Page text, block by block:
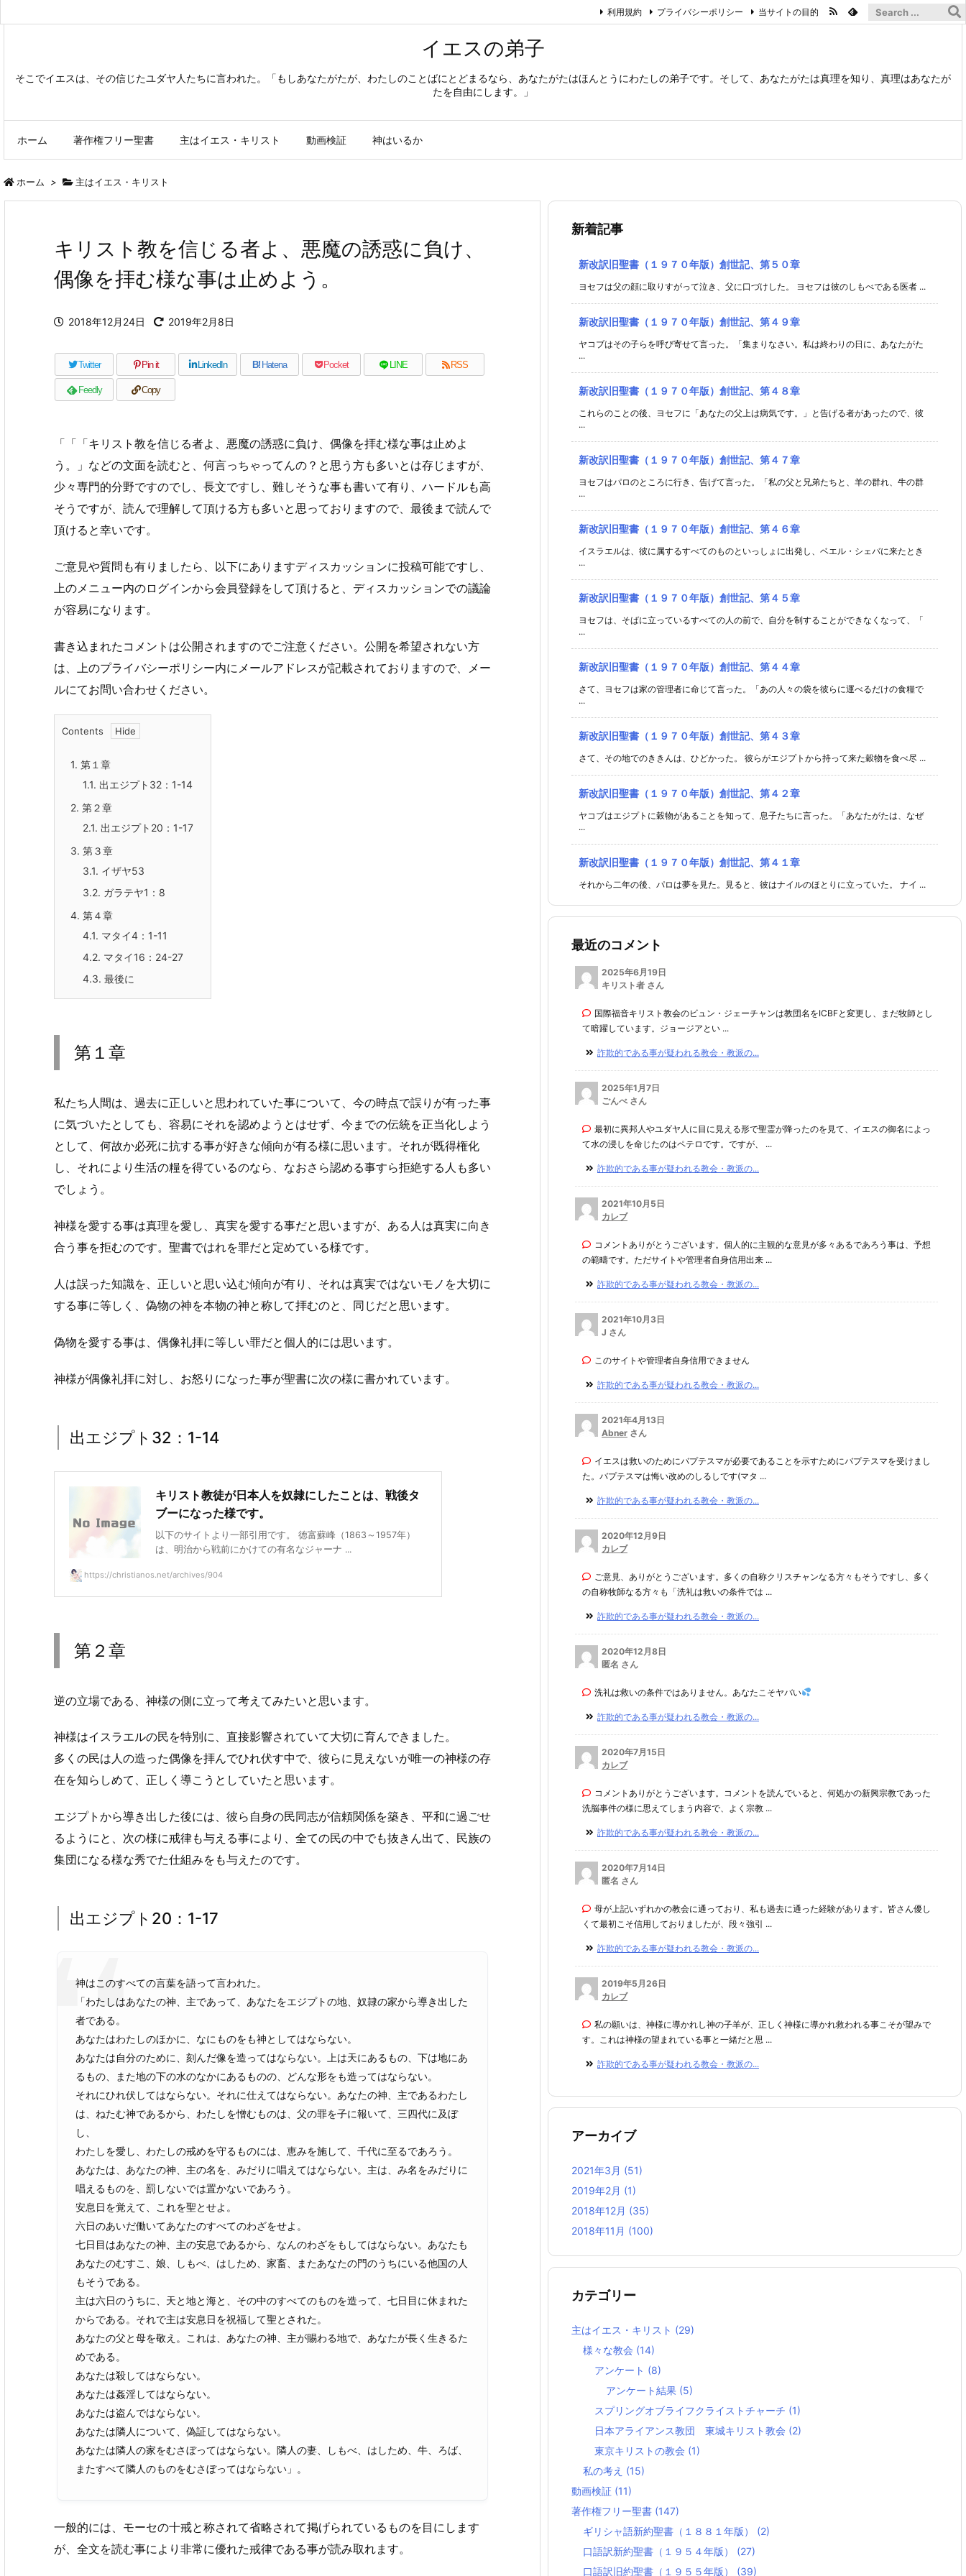
イエスの弟子
そこでイエスは、その信じたユダヤ人たちに言われた。「もしあなたがたが、わたしのことばにとどまるなら、あなたがたはほんとうにわたしの弟子です。そして、あなたがたは真理を知り、真理はあなたが
たを自由にします。」
ホーム 著作権フリー聖書 主はイエス・キリスト 動画検証 神はいるか
利用規約 プライバシーポリシー 当サイトの目的
ホーム > 主はイエス・キリスト
キリスト教を信じる者よ、悪魔の誘惑に負け、
偶像を拝む様な事は止めよう。
2018年12月24日 2019年2月8日
Twitter Pin it LinkedIn B! Hatena Pocket LINE RSS
Feedly Copy
「「「キリスト教を信じる者よ、悪魔の誘惑に負け、偶像を拝む様な事は止めよ
う。」などの文面を読むと、何言っちゃってんの？と思う方も多いとは存じますが、
少々専門的分野ですのでし、長文ですし、難しそうな事も書いて有り、ハードルも高
そうですが、読んで理解して頂ける方も多いと思っておりますので、最後まで読んで
頂けると幸いです。
ご意見や質問も有りましたら、以下にありますディスカッションに投稿可能ですし、
上のメニュー内のログインから会員登録をして頂けると、ディスカッションでの議論
が容易になります。
書き込まれたコメントは公開されますのでご注意ください。公開を希望されない方
は、上のプライバシーポリシー内にメールアドレスが記載されておりますので、メー
ルにてお問い合わせください。
Contents
1. 第１章
1.1. 出エジプト32：1-14
2. 第２章
2.1. 出エジプト20：1-17
3. 第３章
3.1. イザヤ53
3.2. ガラテヤ1：8
4. 第４章
4.1. マタイ4：1-11
4.2. マタイ16：24-27
4.3. 最後に
第１章
私たち人間は、過去に正しいと思われていた事について、今の時点で誤りが有った事
に気づいたとしても、容易にそれを認めようとはせず、今までの伝統を正当化しよう
として、何故か必死に抗する事が好きな傾向が有る様に思います。それが既得権化
し、それにより生活の糧を得ているのなら、なおさら認める事すら拒絶する人も多い
でしょう。
神様を愛する事は真理を愛し、真実を愛する事だと思いますが、ある人は真実に向き
合う事を拒むのです。聖書ではれを罪だと定めている様です。
人は誤った知識を、正しいと思い込む傾向が有り、それは真実ではないモノを大切に
する事に等しく、偽物の神を本物の神と称して拝むのと、同じだと思います。
偽物を愛する事は、偶像礼拝に等しい罪だと個人的には思います。
神様が偶像礼拝に対し、お怒りになった事が聖書に次の様に書かれています。
出エジプト32：1-14
キリスト教徒が日本人を奴隷にしたことは、戦後タ
ブーになった様です。
以下のサイトより一部引用です。 徳富蘇峰（1863～1957年）
は、明治から戦前にかけての有名なジャーナ ...
https://christianos.net/archives/904
第２章
逆の立場である、神様の側に立って考えてみたいと思います。
神様はイスラエルの民を特別に、直接影響されていて大切に育んできました。
多くの民は人の造った偶像を拝んでひれ伏す中で、彼らに見えないが唯一の神様の存
在を知らしめて、正しく導こうとしていたと思います。
エジプトから導き出した後には、彼ら自身の民同志が信頼関係を築き、平和に過ごせ
るようにと、次の様に戒律も与える事により、全ての民の中でも抜きん出て、民族の
集団になる様な秀でた仕組みをも与えたのです。
出エジプト20：1-17
神はこのすべての言葉を語って言われた。
「わたしはあなたの神、主であって、あなたをエジプトの地、奴隷の家から導き出した
者である。
あなたはわたしのほかに、なにものをも神としてはならない。
あなたは自分のために、刻んだ像を造ってはならない。上は天にあるもの、下は地にあ
るもの、また地の下の水のなかにあるものの、どんな形をも造ってはならない。
それにひれ伏してはならない。それに仕えてはならない。あなたの神、主であるわたし
は、ねたむ神であるから、わたしを憎むものは、父の罪を子に報いて、三四代に及ぼ
し、
わたしを愛し、わたしの戒めを守るものには、恵みを施して、千代に至るであろう。
あなたは、あなたの神、主の名を、みだりに唱えてはならない。主は、み名をみだりに
唱えるものを、罰しないでは置かないであろう。
安息日を覚えて、これを聖とせよ。
六日のあいだ働いてあなたのすべてのわざをせよ。
七日目はあなたの神、主の安息であるから、なんのわざをもしてはならない。あなたも
あなたのむすこ、娘、しもべ、はしため、家畜、またあなたの門のうちにいる他国の人
もそうである。
主は六日のうちに、天と地と海と、その中のすべてのものを造って、七日目に休まれた
からである。それで主は安息日を祝福して聖とされた。
あなたの父と母を敬え。これは、あなたの神、主が賜わる地で、あなたが長く生きるた
めである。
あなたは殺してはならない。
あなたは姦淫してはならない。
あなたは盗んではならない。
あなたは隣人について、偽証してはならない。
あなたは隣人の家をむさぼってはならない。隣人の妻、しもべ、はしため、牛、ろば、
またすべて隣人のものをむさぼってはならない」。
一般的には、モーセの十戒と称されて省略されて掲げられているものを目にします
が、全文を読む事により非常に優れた戒律である事が読み取れます。
新着記事
新改訳旧聖書（１９７０年版）創世記、第５０章
ヨセフは父の顔に取りすがって泣き、父に口づけした。 ヨセフは彼のしもべである医者 ...
新改訳旧聖書（１９７０年版）創世記、第４９章
ヤコブはその子らを呼び寄せて言った。「集まりなさい。私は終わりの日に、あなたがた
...
新改訳旧聖書（１９７０年版）創世記、第４８章
これらのことの後、ヨセフに「あなたの父上は病気です。」と告げる者があったので、彼
...
新改訳旧聖書（１９７０年版）創世記、第４７章
ヨセフはパロのところに行き、告げて言った。「私の父と兄弟たちと、羊の群れ、牛の群
...
新改訳旧聖書（１９７０年版）創世記、第４６章
イスラエルは、彼に属するすべてのものといっしょに出発し、ベエル・シェバに来たとき
...
新改訳旧聖書（１９７０年版）創世記、第４５章
ヨセフは、そばに立っているすべての人の前で、自分を制することができなくなって、「
...
新改訳旧聖書（１９７０年版）創世記、第４４章
さて、ヨセフは家の管理者に命じて言った。「あの人々の袋を彼らに運べるだけの食糧で
...
新改訳旧聖書（１９７０年版）創世記、第４３章
さて、その地でのききんは、ひどかった。 彼らがエジプトから持って来た穀物を食べ尽 ...
新改訳旧聖書（１９７０年版）創世記、第４２章
ヤコブはエジプトに穀物があることを知って、息子たちに言った。「あなたがたは、なぜ
...
新改訳旧聖書（１９７０年版）創世記、第４１章
それから二年の後、パロは夢を見た。見ると、彼はナイルのほとりに立っていた。 ナイ ...
最近のコメント
2025年6月19日
キリスト者 さん
‎国際福音キリスト教会のビュン・ジェーチャンは教団名をICBFと変更し、まだ牧師とし
て暗躍しています。‎‎ジョージアとい ...
詐欺的である事が疑われる教会・教派の...
2025年1月7日
ごんべ さん
最初に異邦人やユダヤ人に目に見える形で聖霊が降ったのを見て、イエスの御名によっ
て水の浸しを命じたのはペテロです。ですが、 ...
詐欺的である事が疑われる教会・教派の...
2021年10月5日
カレブ
コメントありがとうございます。個人的に主観的な意見が多々あるであろう事は、予想
の範疇です。ただサイトや管理者自身信用出来 ...
詐欺的である事が疑われる教会・教派の...
2021年10月3日
J さん
このサイトや管理者自身信用できません
詐欺的である事が疑われる教会・教派の...
2021年4月13日
Abner さん
イエスは救いのためにバプテスマが必要であることを示すためにバプテスマを受けまし
た。バプテスマは悔い改めのしるしです(マタ ...
詐欺的である事が疑われる教会・教派の...
2020年12月9日
カレブ
ご意見、ありがとうございます。多くの自称クリスチャンなる方々もそうですし、多く
の自称牧師なる方々も「洗礼は救いの条件では ...
詐欺的である事が疑われる教会・教派の...
2020年12月8日
匿名 さん
洗礼は救いの条件ではありません。あなたこそヤバい
詐欺的である事が疑われる教会・教派の...
2020年7月15日
カレブ
コメントありがとうございます。コメントを読んでいると、何処かの新興宗教であった
洗脳事件の様に思えてしまう内容で、よく宗教 ...
詐欺的である事が疑われる教会・教派の...
2020年7月14日
匿名 さん
母が上記いずれかの教会に通っており、私も過去に通った経験があります。皆さん優し
くて最初こそ信用しておりましたが、段々強引 ...
詐欺的である事が疑われる教会・教派の...
2019年5月26日
カレブ
私の願いは、神様に導かれし神の子羊が、正しく神様に導かれ救われる事こそが望みで
す。これは神様の望まれている事と一緒だと思 ...
詐欺的である事が疑われる教会・教派の...
アーカイブ
2021年3月 (51)
2019年2月 (1)
2018年12月 (35)
2018年11月 (100)
カテゴリー
主はイエス・キリスト (29)
様々な教会 (14)
アンケート (8)
アンケート結果 (5)
スプリングオブライフクライストチャーチ (1)
日本アライアンス教団 東城キリスト教会 (2)
東京キリストの教会 (1)
私の考え (15)
動画検証 (11)
著作権フリー聖書 (147)
ギリシャ語新約聖書（１８８１年版） (2)
口語訳新約聖書（１９５４年版） (27)
口語訳旧約聖書（１９５５年版） (39)